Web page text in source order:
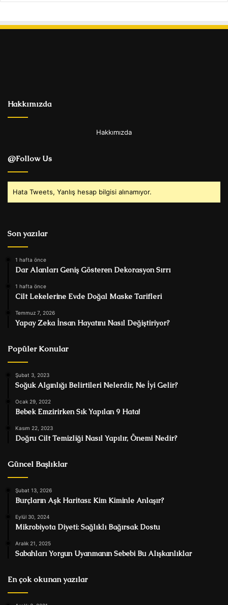
Hakkımızda
Hakkımızda
@Follow Us
Hata Tweets, Yanlış hesap bilgisi alınamıyor.
Son yazılar
1 hafta önce
Dar Alanları Geniş Gösteren Dekorasyon Sırrı
1 hafta önce
Cilt Lekelerine Evde Doğal Maske Tarifleri
Temmuz 7, 2026
Yapay Zeka İnsan Hayatını Nasıl Değiştiriyor?
Popüler Konular
Şubat 3, 2023
Soğuk Algınlığı Belirtileri Nelerdir, Ne İyi Gelir?
Ocak 29, 2022
Bebek Emzirirken Sık Yapılan 9 Hata!
Kasım 22, 2023
Doğru Cilt Temizliği Nasıl Yapılır, Önemi Nedir?
Güncel Başlıklar
Şubat 13, 2026
Burçların Aşk Haritası: Kim Kiminle Anlaşır?
Eylül 30, 2024
Mikrobiyota Diyeti: Sağlıklı Bağırsak Dostu
Aralık 21, 2025
Sabahları Yorgun Uyanmanın Sebebi Bu Alışkanlıklar
En çok okunan yazılar